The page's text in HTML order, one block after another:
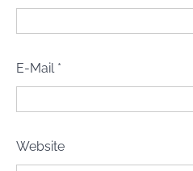
E-Mail *
Website